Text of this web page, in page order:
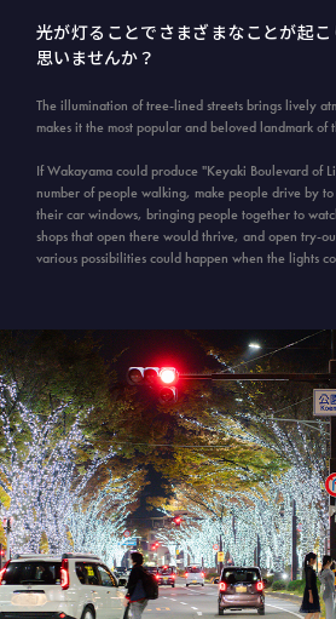
光が灯ることでさまざまなことが起
思いませんか？
The illumination of tree-lined streets brings lively
makes it the most popular and beloved landmark of
If Wakayama could produce "Keyaki Boulevard of
number of people walking, make people drive by
their car windows, bringing people together to
shops that open there would thrive, and open try-
various possibilities could happen when the lights